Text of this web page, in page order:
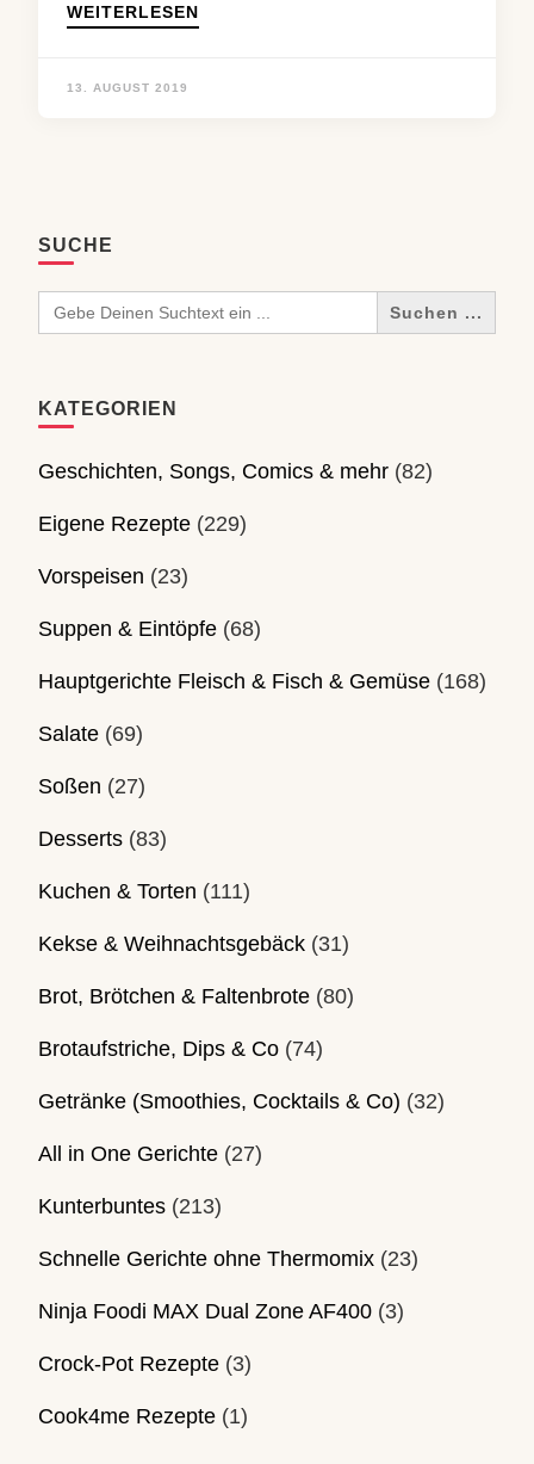
WEITERLESEN
13. AUGUST 2019
SUCHE
Search
for:
KATEGORIEN
Geschichten, Songs, Comics & mehr (82)
Eigene Rezepte (229)
Vorspeisen (23)
Suppen & Eintöpfe (68)
Hauptgerichte Fleisch & Fisch & Gemüse (168)
Salate (69)
Soßen (27)
Desserts (83)
Kuchen & Torten (111)
Kekse & Weihnachtsgebäck (31)
Brot, Brötchen & Faltenbrote (80)
Brotaufstriche, Dips & Co (74)
Getränke (Smoothies, Cocktails & Co) (32)
All in One Gerichte (27)
Kunterbuntes (213)
Schnelle Gerichte ohne Thermomix (23)
Ninja Foodi MAX Dual Zone AF400 (3)
Crock-Pot Rezepte (3)
Cook4me Rezepte (1)